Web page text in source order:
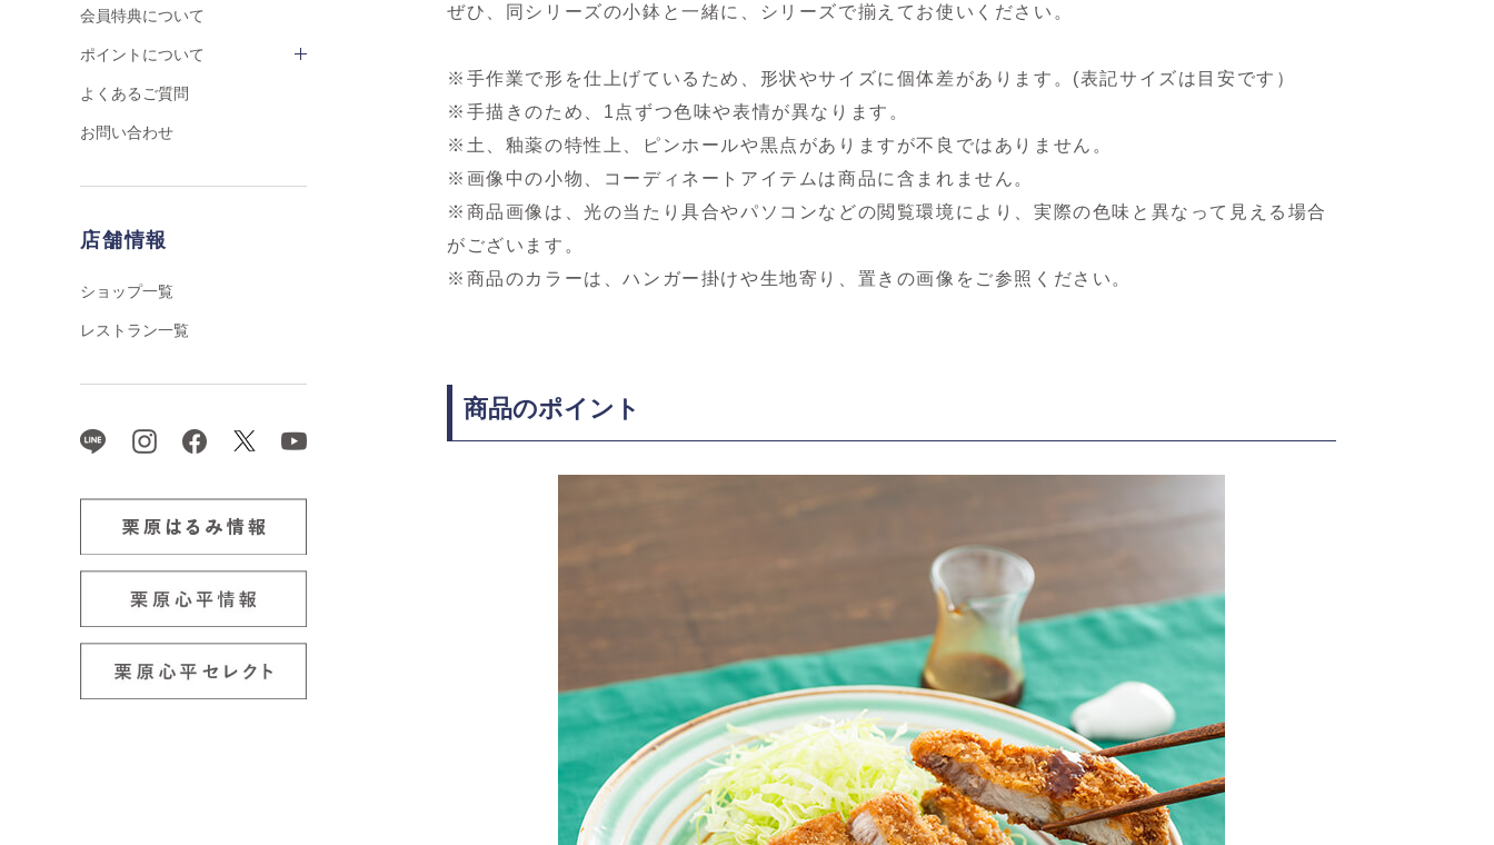
会員特典について
ポイントについて
よくあるご質問
お問い合わせ
店舗情報
ショップ一覧
レストラン一覧
ぜひ、同シリーズの小鉢と一緒に、シリーズで揃えてお使いください。
※手作業で形を仕上げているため、形状やサイズに個体差があります。(表記サイズは目安です）
※手描きのため、1点ずつ色味や表情が異なります。
※土、釉薬の特性上、ピンホールや黒点がありますが不良ではありません。
※画像中の小物、コーディネートアイテムは商品に含まれません。
※商品画像は、光の当たり具合やパソコンなどの閲覧環境により、実際の色味と異なって見える場合
がございます。
※商品のカラーは、ハンガー掛けや生地寄り、置きの画像をご参照ください。
商品のポイント